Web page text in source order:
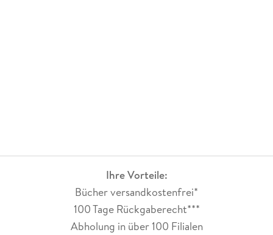
Ihre Vorteile:
Bücher versandkostenfrei*
100 Tage Rückgaberecht***
Abholung in über 100 Filialen